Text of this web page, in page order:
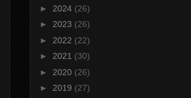
► 2024 (26)
► 2023 (26)
► 2022 (22)
► 2021 (30)
► 2020 (26)
► 2019 (27)